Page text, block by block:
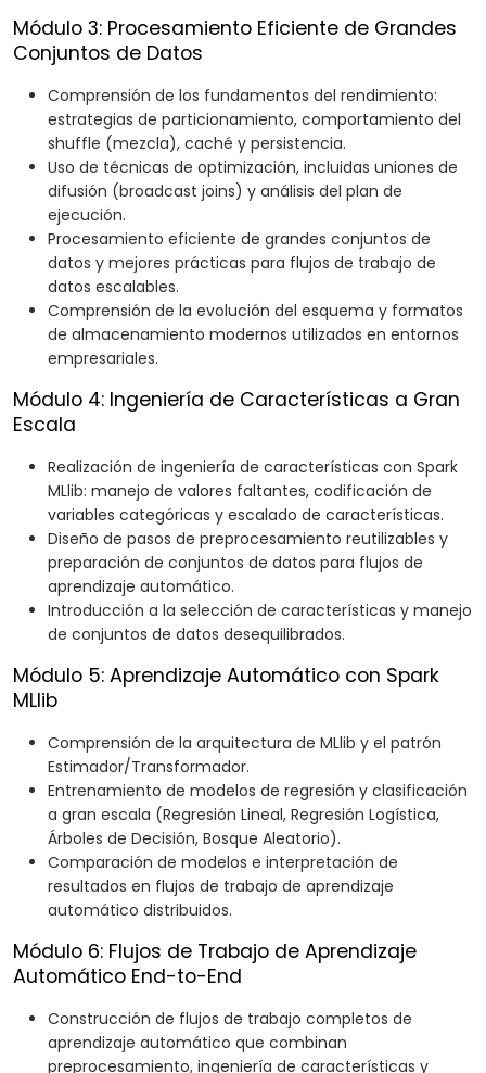
Módulo 3: Procesamiento Eficiente de Grandes
Conjuntos de Datos
Comprensión de los fundamentos del rendimiento:
estrategias de particionamiento, comportamiento del
shuffle (mezcla), caché y persistencia.
Uso de técnicas de optimización, incluidas uniones de
difusión (broadcast joins) y análisis del plan de
ejecución.
Procesamiento eficiente de grandes conjuntos de
datos y mejores prácticas para flujos de trabajo de
datos escalables.
Comprensión de la evolución del esquema y formatos
de almacenamiento modernos utilizados en entornos
empresariales.
Módulo 4: Ingeniería de Características a Gran
Escala
Realización de ingeniería de características con Spark
MLlib: manejo de valores faltantes, codificación de
variables categóricas y escalado de características.
Diseño de pasos de preprocesamiento reutilizables y
preparación de conjuntos de datos para flujos de
aprendizaje automático.
Introducción a la selección de características y manejo
de conjuntos de datos desequilibrados.
Módulo 5: Aprendizaje Automático con Spark
MLlib
Comprensión de la arquitectura de MLlib y el patrón
Estimador/Transformador.
Entrenamiento de modelos de regresión y clasificación
a gran escala (Regresión Lineal, Regresión Logística,
Árboles de Decisión, Bosque Aleatorio).
Comparación de modelos e interpretación de
resultados en flujos de trabajo de aprendizaje
automático distribuidos.
Módulo 6: Flujos de Trabajo de Aprendizaje
Automático End-to-End
Construcción de flujos de trabajo completos de
aprendizaje automático que combinan
preprocesamiento, ingeniería de características y